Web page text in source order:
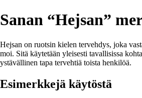
Sanan “Hejsan”
Hejsan on ruotsin kielen tervehdys, joka
moi. Sitä käytetään yleisesti tavallisissa
ystävällinen tapa tervehtiä toista henkilöä.
Esimerkkejä käytöstä